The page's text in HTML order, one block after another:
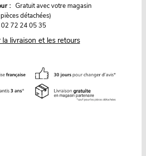
: Gratuit avec votre magasin
détachées)
02 72 24 05 35
livraison et les retours